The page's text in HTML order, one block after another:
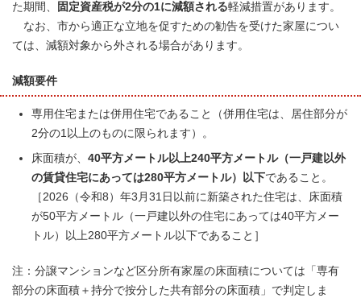
た期間、
固定資産税が2分の1に減額される軽減措置があります。
なお、市から適正な立地を促すための勧告を受けた家屋につい
ては、減額対象から外される場合があります。
減額要件
専用住宅または併用住宅であること（併用住宅は、居住部分が
2分の1以上のものに限られます）。
床面積が、 40平方メートル以上240平方メートル（一戸建以外
の賃貸住宅にあっては280平方メートル）以下であること。
［2026（令和8）年3月31日以前に新築された住宅は、床面積
が50平方メートル（一戸建以外の住宅にあっては40平方メー
トル）以上280平方メートル以下であること］
注：分譲マンションなど区分所有家屋の床面積については「専有
部分の床面積＋持分で按分した共有部分の床面積」で判定しま